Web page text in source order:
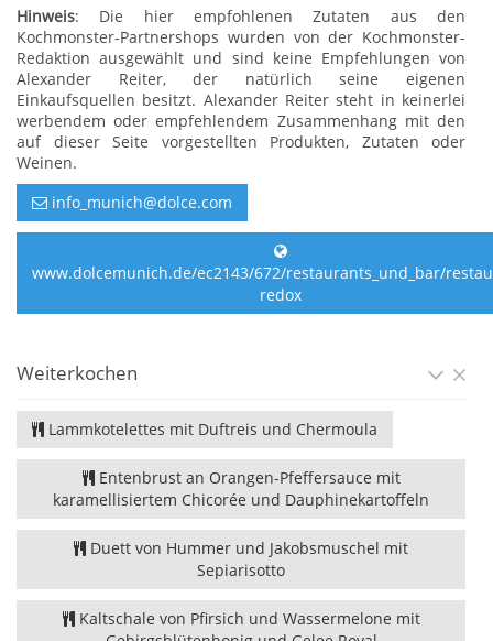
Hinweis: Die hier empfohlenen Zutaten aus den
Kochmonster-Partnershops wurden von der Kochmonster-
Redaktion ausgewählt und sind keine Empfehlungen von
Alexander Reiter, der natürlich seine eigenen
Einkaufsquellen besitzt. Alexander Reiter steht in keinerlei
werbendem oder empfehlendem Zusammenhang mit den
auf dieser Seite vorgestellten Produkten, Zutaten oder
Weinen.
info_munich@dolce.com
www.dolcemunich.de/ec2143/672/restaurants_und_bar/
redox
Weiterkochen
Lammkotelettes mit Duftreis und Chermoula
Entenbrust an Orangen-Pfeffersauce mit
karamellisiertem Chicorée und Dauphinekartoffeln
Duett von Hummer und Jakobsmuschel mit
Sepiarisotto
Kaltschale von Pfirsich und Wassermelone mit